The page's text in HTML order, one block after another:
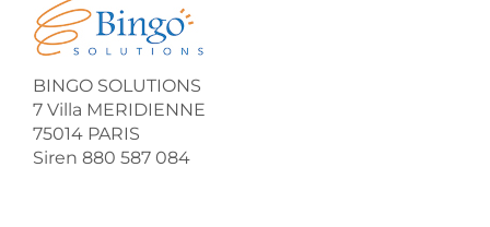
BINGO SOLUTIONS
7 Villa MERIDIENNE
75014 PARIS
Siren 880 587 084